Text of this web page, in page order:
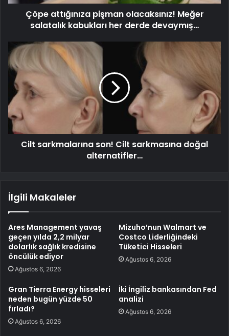
Çöpe attığınıza pişman olacaksınız! Meğer
salatalık kabukları her derde devaymış…
Cilt sarkmalarına son! Cilt sarkmasına doğal
alternatifler…
İlgili Makaleler
Ares Management yavaş
geçen yılda 2,2 milyar
dolarlık sağlık kredisine
öncülük ediyor
Ağustos 6, 2026
Mizuho’nun Walmart ve
Costco Liderliğindeki
Tüketici Hisseleri
Ağustos 6, 2026
Gran Tierra Energy hisseleri
neden bugün yüzde 50
fırladı?
Ağustos 6, 2026
İki İngiliz bankasından Fed
analizi
Ağustos 6, 2026